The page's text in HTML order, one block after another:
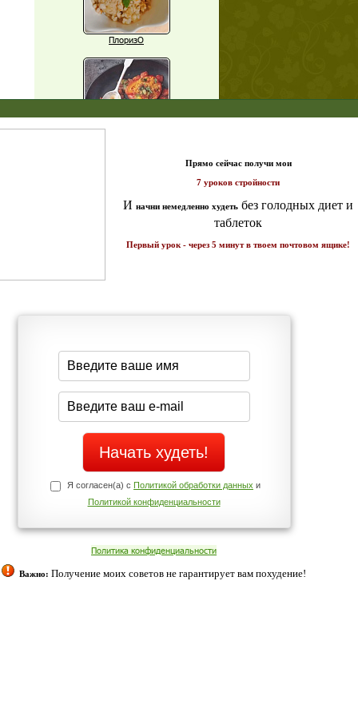
ПлоризО
Еще рецепты
середине дня?
Нет
Телефоны службы поддержки
+7 (909) 421-77-27
cookies. Оставаясь с нами, вы соглашаетесь с нашей
Согласен